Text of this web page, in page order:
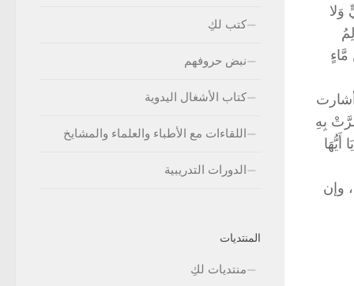
مِّمَّا تَعُدُّونَ 5 ذَلِكَ عَالِمُ
مِّن مَّاءٍ
بِهِ
[يَا أَيُّهَا
وإن
كتب لكِ
نبض حروفهم
كتاب الأشغال اليدوية
اللقاءات مع الأطباء والعلماء والمشايخ
الدورات التدريبية
المنتديات
منتديات لكِ